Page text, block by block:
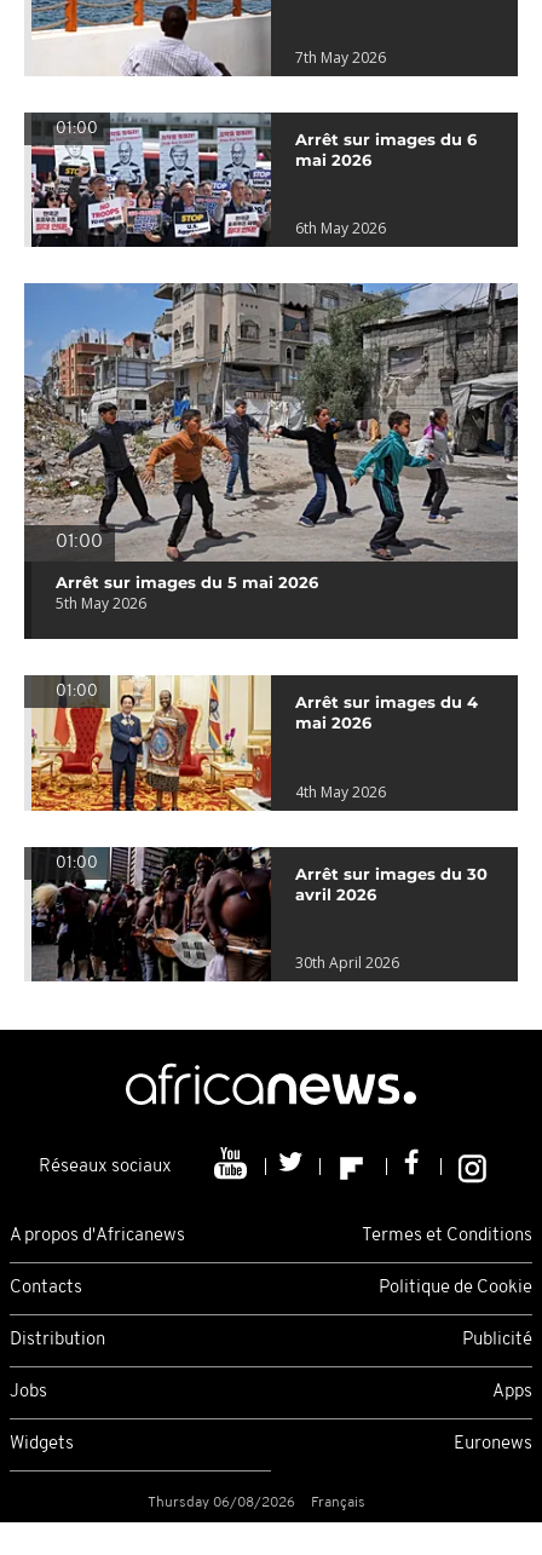
7th May 2026
01:00
Arrêt sur images du 6
mai 2026
6th May 2026
01:00
Arrêt sur images du 5 mai 2026
5th May 2026
01:00
Arrêt sur images du 4
mai 2026
4th May 2026
01:00
Arrêt sur images du 30
avril 2026
30th April 2026
Réseaux sociaux
A propos d'Africanews Termes et Conditions
Contacts Politique de Cookie
Distribution Publicité
Jobs Apps
Widgets Euronews
Thursday 06/08/2026